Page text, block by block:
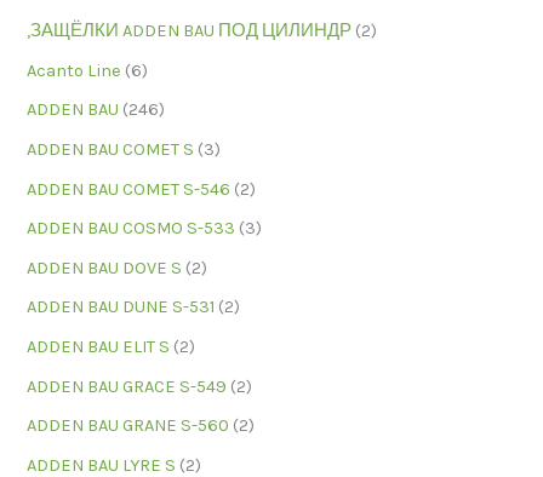
,ЗАЩЁЛКИ ADDEN BAU ПОД ЦИЛИНДР (2)
Acanto Line (6)
ADDEN BAU (246)
ADDEN BAU COMET S (3)
ADDEN BAU COMET S-546 (2)
ADDEN BAU COSMO S-533 (3)
ADDEN BAU DOVE S (2)
ADDEN BAU DUNE S-531 (2)
ADDEN BAU ELIT S (2)
ADDEN BAU GRACE S-549 (2)
ADDEN BAU GRANE S-560 (2)
ADDEN BAU LYRE S (2)